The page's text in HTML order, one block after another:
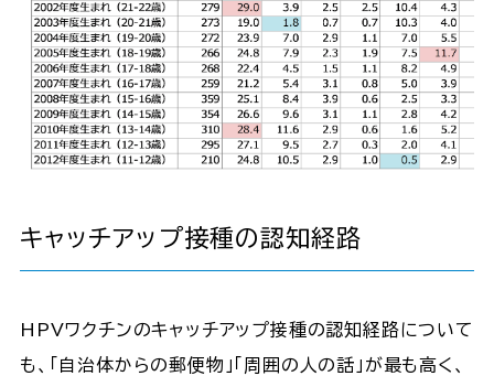
キャッチアップ接種の認知経路
HPVワクチンのキャッチアップ接種の認知経路について
も、「自治体からの郵便物」「周囲の人の話」が最も高く、